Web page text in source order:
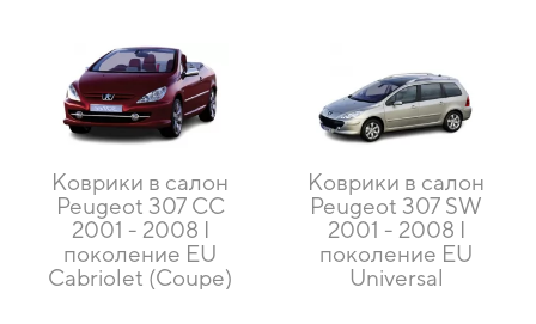
Коврики в салон
Peugeot 307 CC
2001 - 2008 I
поколение EU
Cabriolet (Coupe)
Коврики в салон
Peugeot 307 SW
2001 - 2008 I
поколение EU
Universal